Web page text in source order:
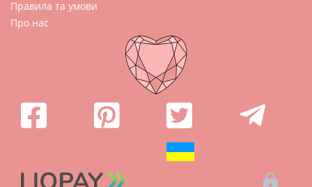
Правила та умови
Про нас